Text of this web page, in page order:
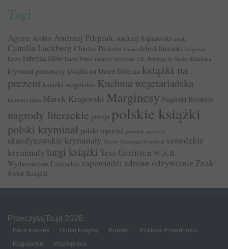
Tagi
Agora Amber Andrzej Pilipiuk Andrzej Sapkowski antyki
Camilla Lackberg Charles Dickens Dante debiut literacki Edipresse
Esteri Fabryka Słów Harry Potter imprezy literackie J.K. Rowling Jo Nesbo Katalonia
kryminał prawniczy książki na Dzień Dziecka książki na
prezent książki wegańskie Kuchnia wegetariańska
literatura faktu Marek Krajewski Marginesy Nagroda Bookera
nagrody literackie poezja polskie książki
polski kryminał polski reportaż poradnik pszczoły
skandynawskie kryminały Slayer Szczepan Twardoch szwedzkie
kryminały targi książki Tess Gerritsen W.A.B.
Wydawnictwo Literackie zapowiedzi zdrowe odżywianie Znak
Świat Książki
PrzeczytajTo.pl 2026
Baza książek Dodaj książkę Kontakt
Polityka Prywatności
Regulamin
Współpraca